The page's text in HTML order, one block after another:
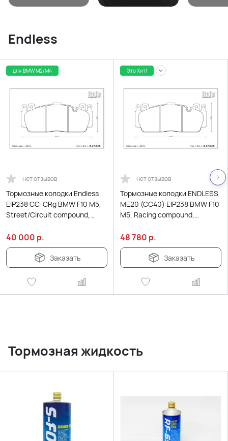
Endless
для BMW M2/M4
нет отзывов
Тормозные колодки Endless
EIP238 CC-CRg BMW F10 M5,
Street/Circuit compound,
40 000 р.
Заказать
Это Хит!
нет отзывов
Тормозные колодки ENDLESS
ME20 (CC40) EIP238 BMW F10
M5, Racing compound,
48 780 р.
Заказать
Тормозная жидкость